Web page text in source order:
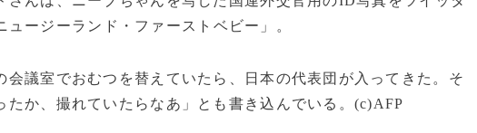
ュージーランド・ファーストベビー」。
議室でおむつを替えていたら、日本の代表団が入ってきた。そ
か、撮れていたらなあ」とも書き込んでいる。(c)AFP